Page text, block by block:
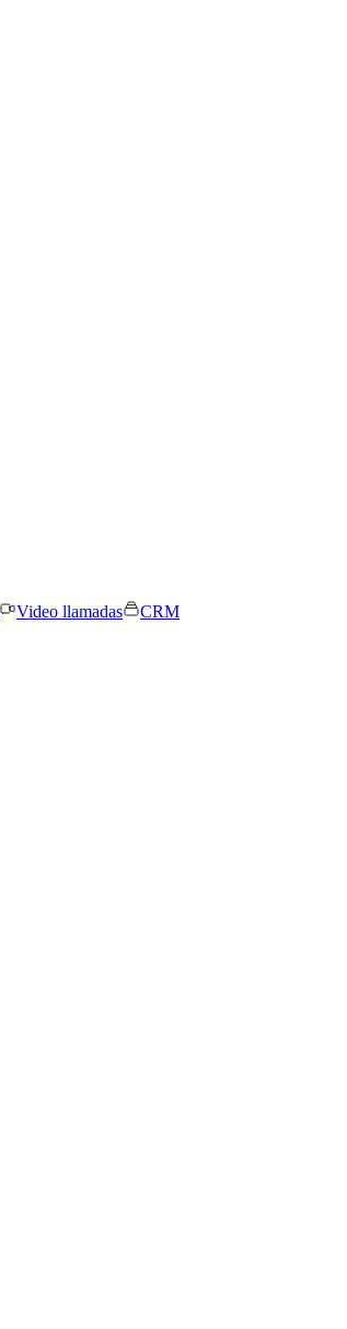
Video llamadas
CRM